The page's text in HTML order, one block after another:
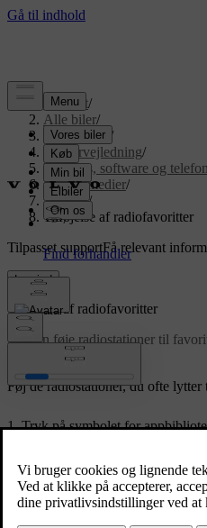
Support/
Alle biler/
EX90 2026 /
Brugervejledning/
Displays, software og telefon
Lyd og medier/
Radio/
Tilføjelse af radiofavoritter
Tilpasset supportFå relevant
Log ind
Tilføjelse af radiofavoritter
Du kan føje radiostationer til
Føj de radiostationer, du ofte
Tryk på symbolet for
Tryk på stjernesymbolet
til
Stationens stjernesymbol